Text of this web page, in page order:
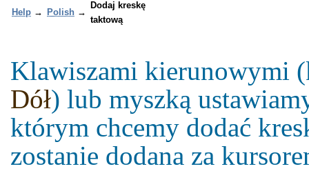
Help → Polish →
Dodaj kreskę
taktową
Klawiszami kierunowymi
Dół) lub myszką
którym chcemy dodać
zostanie dodana za